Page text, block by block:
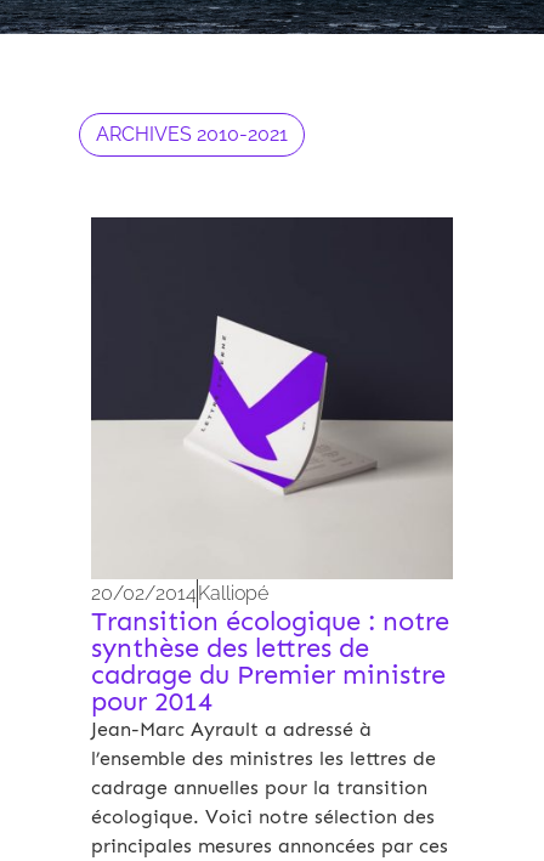
ARCHIVES 2010-2021
20/02/2014Kalliopé
Transition écologique : notre
synthèse des lettres de
cadrage du Premier ministre
pour 2014
Jean-Marc Ayrault a adressé à
l’ensemble des ministres les lettres de
cadrage annuelles pour la transition
écologique. Voici notre sélection des
principales mesures annoncées par ces